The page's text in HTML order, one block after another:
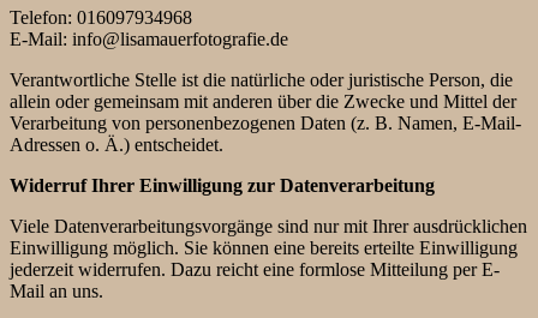
Telefon: 016097934968
E-Mail: info@lisamauerfotografie.de
Verantwortliche Stelle ist die natürliche oder juristische Person, die
allein oder gemeinsam mit anderen über die Zwecke und Mittel der
Verarbeitung von personenbezogenen Daten (z. B. Namen, E-Mail-
Adressen o. Ä.) entscheidet.
Widerruf Ihrer Einwilligung zur Datenverarbeitung
Viele Datenverarbeitungsvorgänge sind nur mit Ihrer ausdrücklichen
Einwilligung möglich. Sie können eine bereits erteilte Einwilligung
jederzeit widerrufen. Dazu reicht eine formlose Mitteilung per E-
Mail an uns.